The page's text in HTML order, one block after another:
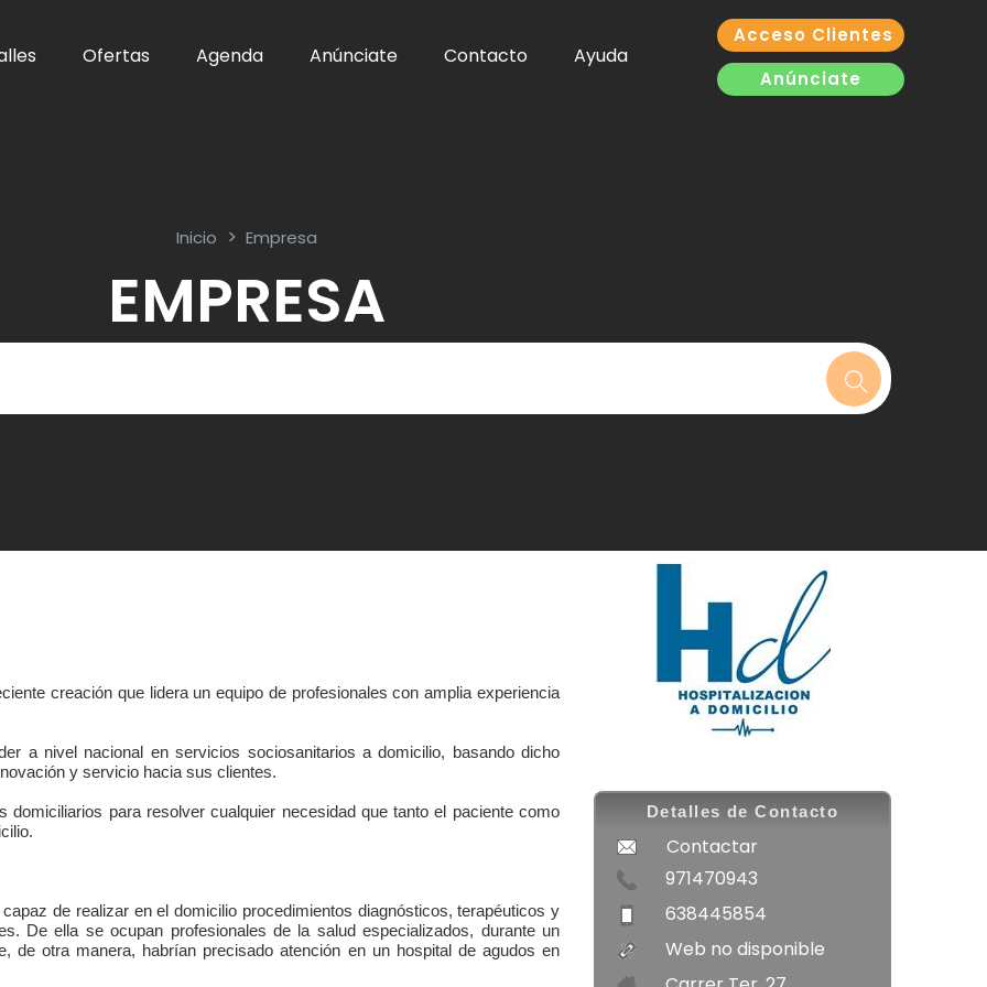
Ofertas Agenda Anúnciate Contacto Ayuda
Acceso Clientes
Anúnciate
Inicio Empresa
EMPRESA
creación que lidera un equipo de profesionales con amplia experiencia
a nivel nacional en servicios sociosanitarios a domicilio, basando dicho
y servicio hacia sus clientes.
para resolver cualquier necesidad que tanto el paciente como
de realizar en el domicilio procedimientos diagnósticos, terapéuticos y
De ella se ocupan profesionales de la salud especializados, durante un
de otra manera, habrían precisado atención en un hospital de agudos en
Detalles de Contacto
Contactar
971470943
638445854
Web no disponible